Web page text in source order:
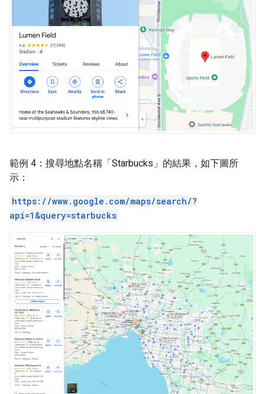
範例 4：搜尋地點名稱「Starbucks」的結果，如下圖所
示：
https://www.google.com/maps/search/?
api=1&query=starbucks